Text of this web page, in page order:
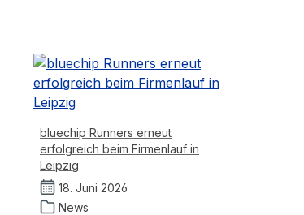
bluechip Runners erneut
erfolgreich beim Firmenlauf in
Leipzig
18. Juni 2026
News